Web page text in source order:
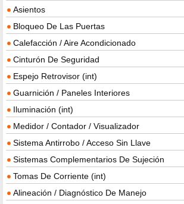
Asientos
Bloqueo De Las Puertas
Calefacción / Aire Acondicionado
Cinturón De Seguridad
Espejo Retrovisor (int)
Guarnición / Paneles Interiores
Iluminación (int)
Medidor / Contador / Visualizador
Sistema Antirrobo / Acceso Sin Llave
Sistemas Complementarios De Sujeción
Tomas De Corriente (int)
Alineación / Diagnóstico De Manejo